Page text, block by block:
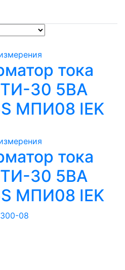
тока
30 5ВА
МПИ08 IEK
тока
30 5ВА
МПИ08 IEK
08